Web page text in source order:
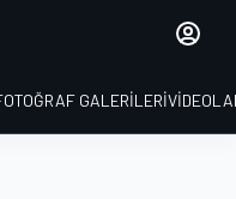
GALERILERI